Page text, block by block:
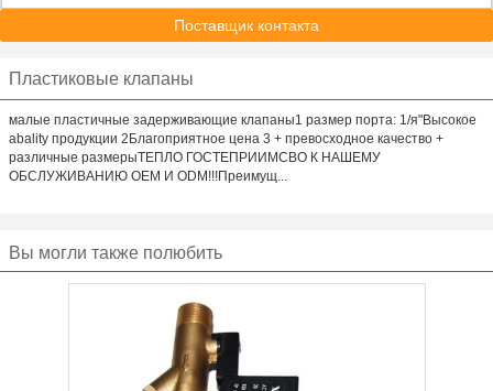
Поставщик контакта
Пластиковые клапаны
малые пластичные задерживающие клапаны1 размер порта: 1/я"Высокое
abality продукции 2Благоприятное цена 3 + превосходное качество +
различные размерыТЕПЛО ГОСТЕПРИИМСВО К НАШЕМУ
ОБСЛУЖИВАНИЮ OEM И ODM!!!Преимущ...
Вы могли также полюбить